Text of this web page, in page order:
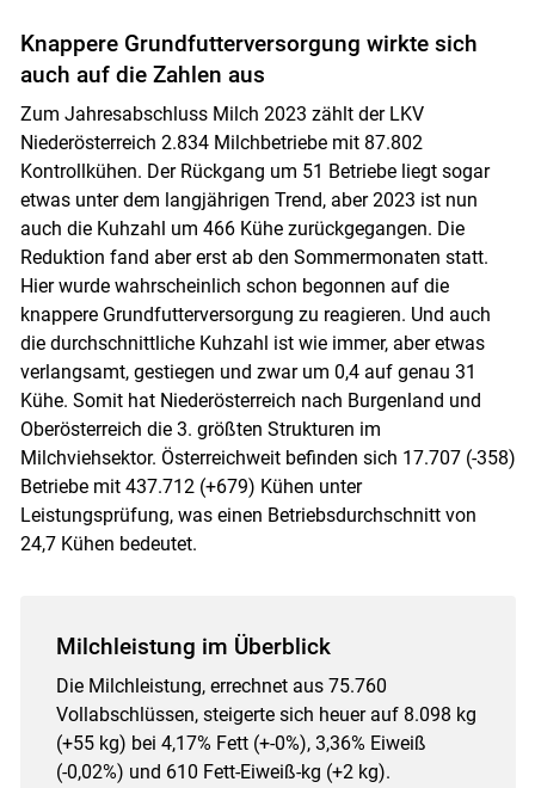
Skip to main content
Knappere Grundfutterversorgung wirkte sich
auch auf die Zahlen aus
Zum Jahresabschluss Milch 2023 zählt der LKV
Niederösterreich 2.834 Milchbetriebe mit 87.802
Kontrollkühen. Der Rückgang um 51 Betriebe liegt sogar
etwas unter dem langjährigen Trend, aber 2023 ist nun
auch die Kuhzahl um 466 Kühe zurückgegangen. Die
Reduktion fand aber erst ab den Sommermonaten statt.
Hier wurde wahrscheinlich schon begonnen auf die
knappere Grundfutterversorgung zu reagieren. Und auch
die durchschnittliche Kuhzahl ist wie immer, aber etwas
verlangsamt, gestiegen und zwar um 0,4 auf genau 31
Kühe. Somit hat Niederösterreich nach Burgenland und
Oberösterreich die 3. größten Strukturen im
Milchviehsektor. Österreichweit befinden sich 17.707 (-358)
Betriebe mit 437.712 (+679) Kühen unter
Leistungsprüfung, was einen Betriebsdurchschnitt von
24,7 Kühen bedeutet.
Milchleistung im Überblick
Die Milchleistung, errechnet aus 75.760
Vollabschlüssen, steigerte sich heuer auf 8.098 kg
(+55 kg) bei 4,17% Fett (+-0%), 3,36% Eiweiß
(-0,02%) und 610 Fett-Eiweiß-kg (+2 kg).